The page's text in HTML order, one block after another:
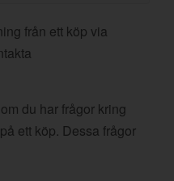
från ett köp via
du har frågor kring
ett köp. Dessa frågor